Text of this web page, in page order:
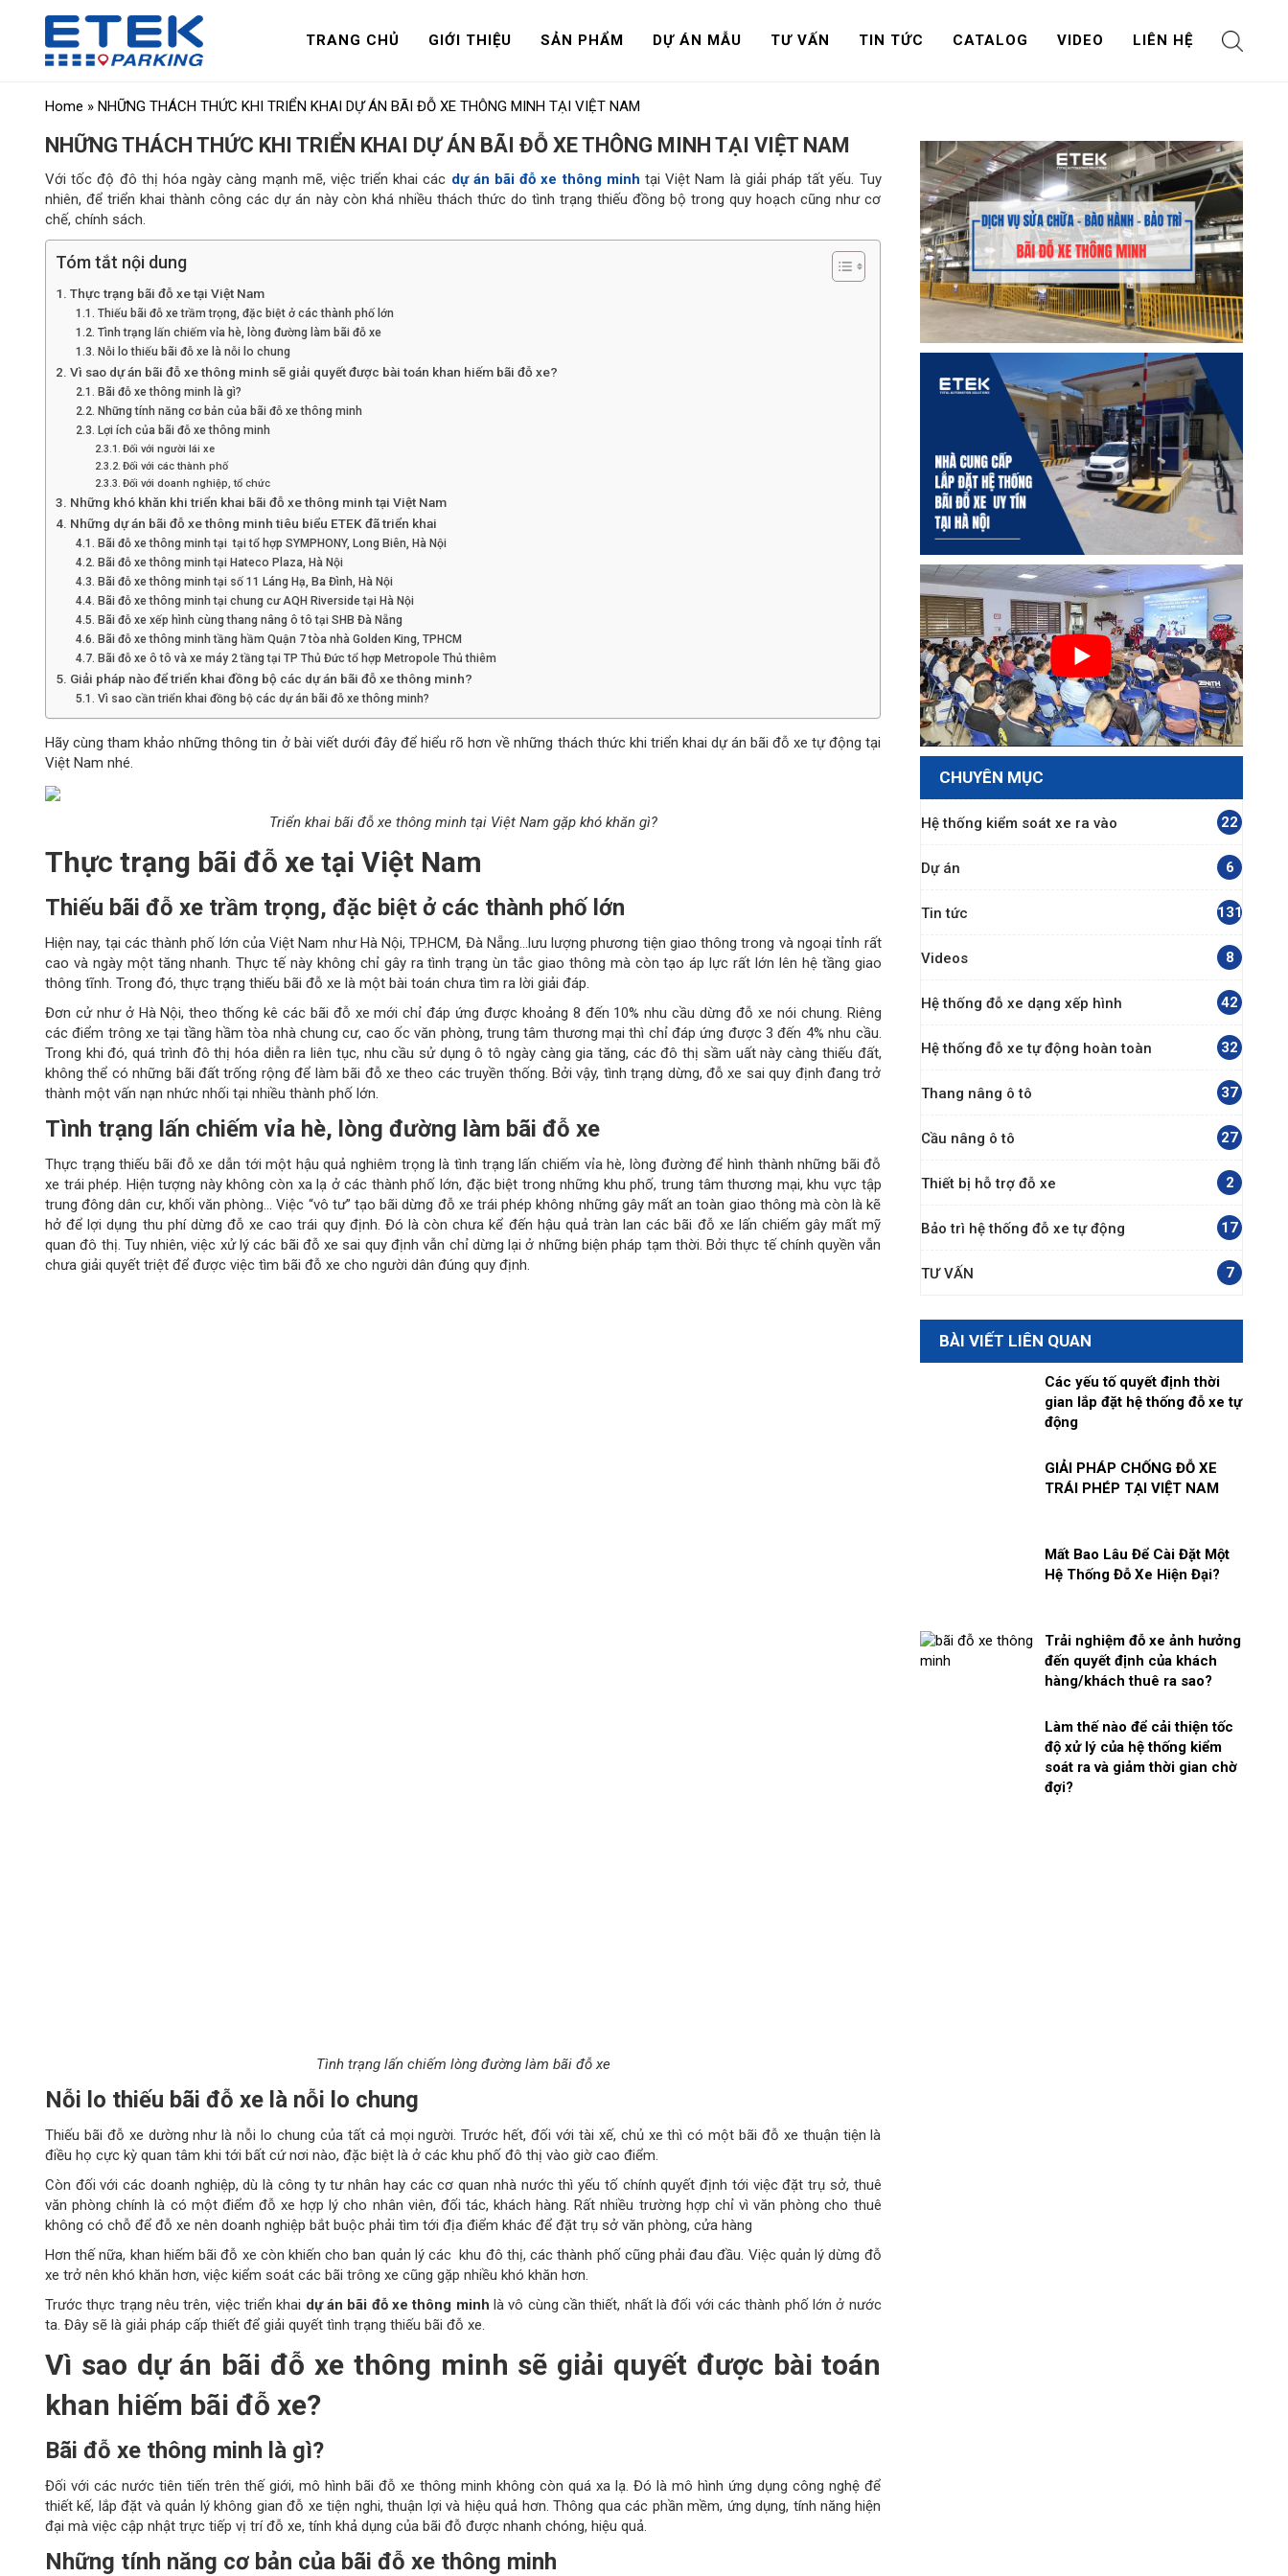
TRANG CHỦ GIỚI THIỆU SẢN PHẨM DỰ ÁN MẪU TƯ VẤN TIN TỨC CATALOG VIDEO LIÊN HỆ
Home » NHỮNG THÁCH THỨC KHI TRIỂN KHAI DỰ ÁN BÃI ĐỖ XE THÔNG MINH TẠI VIỆT NAM
NHỮNG THÁCH THỨC KHI TRIỂN KHAI DỰ ÁN BÃI ĐỖ XE THÔNG MINH TẠI VIỆT NAM
Với tốc độ đô thị hóa ngày càng mạnh mẽ, việc triển khai các dự án bãi đỗ xe thông minh tại Việt Nam là giải pháp tất yếu. Tuy
nhiên, để triển khai thành công các dự án này còn khá nhiều thách thức do tình trạng thiếu đồng bộ trong quy hoạch cũng như cơ
chế, chính sách.
Tóm tắt nội dung
Thực trạng bãi đỗ xe tại Việt Nam
Thiếu bãi đỗ xe trầm trọng, đặc biệt ở các thành phố lớn
Tình trạng lấn chiếm vỉa hè, lòng đường làm bãi đỗ xe
Nỗi lo thiếu bãi đỗ xe là nỗi lo chung
Vì sao dự án bãi đỗ xe thông minh sẽ giải quyết được bài toán khan hiếm bãi đỗ xe?
Bãi đỗ xe thông minh là gì?
Những tính năng cơ bản của bãi đỗ xe thông minh
Lợi ích của bãi đỗ xe thông minh
Đối với người lái xe
Đối với các thành phố
Đối với doanh nghiệp, tổ chức
Những khó khăn khi triển khai bãi đỗ xe thông minh tại Việt Nam
Những dự án bãi đỗ xe thông minh tiêu biểu ETEK đã triển khai
Bãi đỗ xe thông minh tại tại tổ hợp SYMPHONY, Long Biên, Hà Nội
Bãi đỗ xe thông minh tại Hateco Plaza, Hà Nội
Bãi đỗ xe thông minh tại số 11 Láng Hạ, Ba Đình, Hà Nội
Bãi đỗ xe thông minh tại chung cư AQH Riverside tại Hà Nội
Bãi đỗ xe xếp hình cùng thang nâng ô tô tại SHB Đà Nẵng
Bãi đỗ xe thông minh tầng hầm Quận 7 tòa nhà Golden King, TPHCM
Bãi đỗ xe ô tô và xe máy 2 tầng tại TP Thủ Đức tổ hợp Metropole Thủ thiêm
Giải pháp nào để triển khai đồng bộ các dự án bãi đỗ xe thông minh?
Vì sao cần triển khai đồng bộ các dự án bãi đỗ xe thông minh?
Hãy cùng tham khảo những thông tin ở bài viết dưới đây để hiểu rõ hơn về những thách thức khi triển khai dự án bãi đỗ xe tự động tại
Việt Nam nhé.
Triển khai bãi đỗ xe thông minh tại Việt Nam gặp khó khăn gì?
Thực trạng bãi đỗ xe tại Việt Nam
Thiếu bãi đỗ xe trầm trọng, đặc biệt ở các thành phố lớn
Hiện nay, tại các thành phố lớn của Việt Nam như Hà Nội, TP.HCM, Đà Nẵng…lưu lượng phương tiện giao thông trong và ngoại tỉnh rất
cao và ngày một tăng nhanh. Thực tế này không chỉ gây ra tình trạng ùn tắc giao thông mà còn tạo áp lực rất lớn lên hệ tầng giao
thông tĩnh. Trong đó, thực trạng thiếu bãi đỗ xe là một bài toán chưa tìm ra lời giải đáp.
Đơn cử như ở Hà Nội, theo thống kê các bãi đỗ xe mới chỉ đáp ứng được khoảng 8 đến 10% nhu cầu dừng đỗ xe nói chung. Riêng
các điểm trông xe tại tầng hầm tòa nhà chung cư, cao ốc văn phòng, trung tâm thương mại thì chỉ đáp ứng được 3 đến 4% nhu cầu.
Trong khi đó, quá trình đô thị hóa diễn ra liên tục, nhu cầu sử dụng ô tô ngày càng gia tăng, các đô thị sầm uất này càng thiếu đất,
không thể có những bãi đất trống rộng để làm bãi đỗ xe theo các truyền thống. Bởi vậy, tình trạng dừng, đỗ xe sai quy định đang trở
thành một vấn nạn nhức nhối tại nhiều thành phố lớn.
Tình trạng lấn chiếm vỉa hè, lòng đường làm bãi đỗ xe
Thực trạng thiếu bãi đỗ xe dẫn tới một hậu quả nghiêm trọng là tình trạng lấn chiếm vỉa hè, lòng đường để hình thành những bãi đỗ
xe trái phép. Hiện tượng này không còn xa lạ ở các thành phố lớn, đặc biệt trong những khu phố, trung tâm thương mại, khu vực tập
trung đông dân cư, khối văn phòng… Việc “vô tư” tạo bãi dừng đỗ xe trái phép không những gây mất an toàn giao thông mà còn là kẽ
hở để lợi dụng thu phí dừng đỗ xe cao trái quy định. Đó là còn chưa kể đến hậu quả tràn lan các bãi đỗ xe lấn chiếm gây mất mỹ
quan đô thị. Tuy nhiên, việc xử lý các bãi đỗ xe sai quy định vẫn chỉ dừng lại ở những biện pháp tạm thời. Bởi thực tế chính quyền vẫn
chưa giải quyết triệt để được việc tìm bãi đỗ xe cho người dân đúng quy định.
chi tiết theo loại xe, báo cáo tổng doanh thu
CHUYÊN MỤC
Hệ thống kiểm soát xe ra vào 22
Dự án 6
Tin tức 131
Videos 8
Hệ thống đỗ xe dạng xếp hình 42
Hệ thống đỗ xe tự động hoàn toàn 32
Thang nâng ô tô 37
Cầu nâng ô tô 27
Thiết bị hỗ trợ đỗ xe 2
Bảo trì hệ thống đỗ xe tự động 17
TƯ VẤN 7
BÀI VIẾT LIÊN QUAN
Các yếu tố quyết định thời
gian lắp đặt hệ thống đỗ xe tự
động
GIẢI PHÁP CHỐNG ĐỖ XE
TRÁI PHÉP TẠI VIỆT NAM
Mất Bao Lâu Để Cài Đặt Một
Hệ Thống Đỗ Xe Hiện Đại?
Trải nghiệm đỗ xe ảnh hưởng
đến quyết định của khách
hàng/khách thuê ra sao?
Làm thế nào để cải thiện tốc
độ xử lý của hệ thống kiểm
soát ra và giảm thời gian chờ
đợi?